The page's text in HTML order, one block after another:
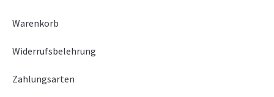
Warenkorb
Widerrufsbelehrung
Zahlungsarten